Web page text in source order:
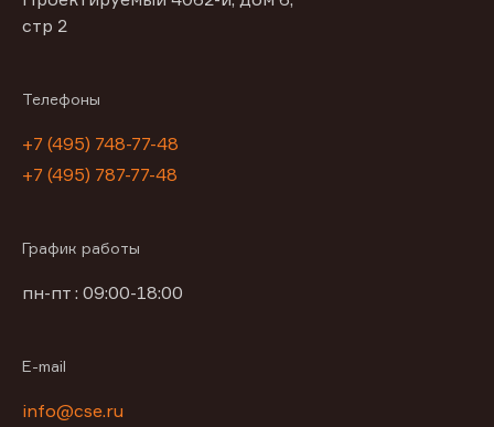
стр 2
Телефоны
+7 (495) 748-77-48
+7 (495) 787-77-48
График работы
пн-пт : 09:00-18:00
E-mail
info@cse.ru